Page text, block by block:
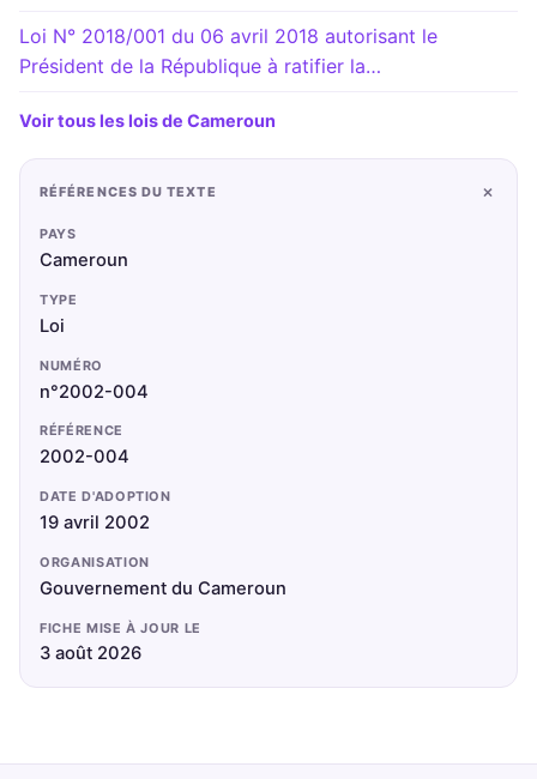
Loi N° 2018/001 du 06 avril 2018 autorisant le
Président de la République à ratifier la…
Voir tous les lois de Cameroun
RÉFÉRENCES DU TEXTE +
PAYS
Cameroun
TYPE
Loi
NUMÉRO
n°2002-004
RÉFÉRENCE
2002-004
DATE D'ADOPTION
19 avril 2002
ORGANISATION
Gouvernement du Cameroun
FICHE MISE À JOUR LE
3 août 2026